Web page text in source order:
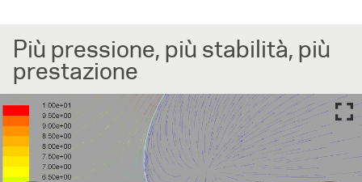
Più pressione, più stabilità, più
prestazione